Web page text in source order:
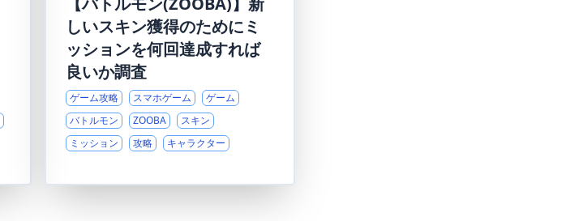
しいスキン獲得のためにミ
ッションを何回達成すれば
良いか調査
ゲーム攻略 スマホゲーム
ゲーム
バトルモン
ZOOBA
スキン
ミッション
攻略 キャラクター